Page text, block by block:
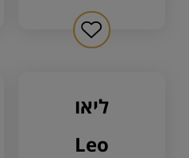
ליאו
leo